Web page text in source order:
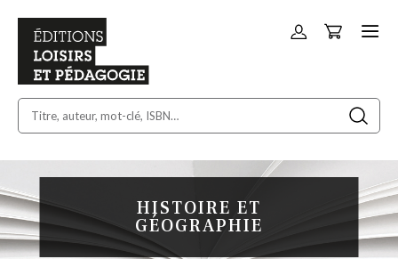
Allez
Panier
HISTOIRE ET
GÉOGRAPHIE